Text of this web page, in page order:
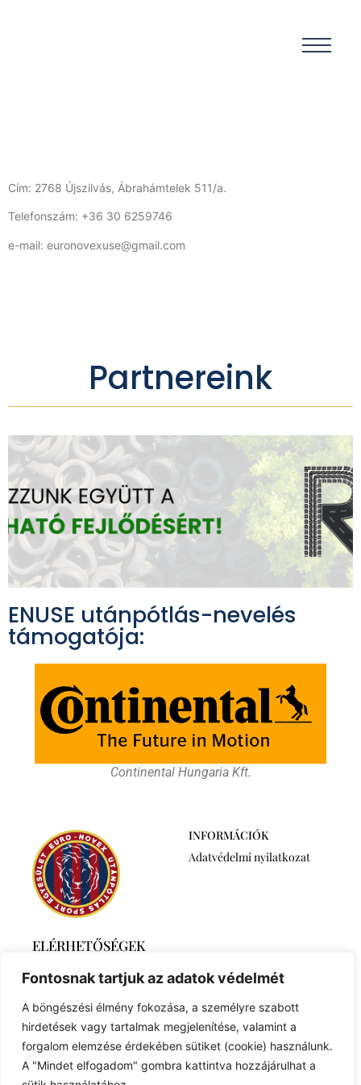
Fontosnak tartjuk az adatok védelmét
A böngészési élmény fokozása, a személyre szabott
hirdetések vagy tartalmak megjelenítése, valamint a
forgalom elemzése érdekében sütiket (cookie) használunk.
A "Mindet elfogadom" gombra kattintva hozzájárulhat a
Cím: 2768 Újszilvás, Ábrahámtelek 511/a.
Telefonszám: +36 30 6259746
e-mail: euronovexuse@gmail.com
Partnereink
ENUSE utánpótlás-nevelés
támogatója:
Continental Hungaria Kft.
INFORMÁCIÓK
Adatvédelmi nyilatkozat
ELÉRHETŐSÉGEK
Ábrahámtelek 511/A
+36 30 6259746
euronovexuse@gmail.com